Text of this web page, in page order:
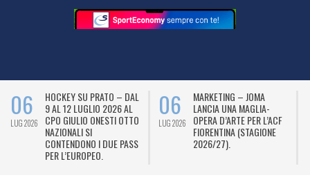
06
LUG 2026
HOCKEY SU PRATO – DAL
9 AL 12 LUGLIO 2026 AL
CPO GIULIO ONESTI OTTO
NAZIONALI SI
CONTENDONO I DUE PASS
PER L’EUROPEO.
06
LUG 2026
MARKETING – JOMA
LANCIA UNA MAGLIA-
OPERA D’ARTE PER L’ACF
FIORENTINA (STAGIONE
2026/27).